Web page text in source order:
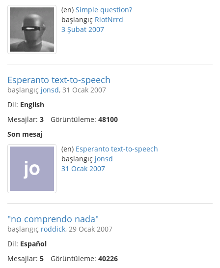
(en) Simple question?
başlangıç RiotNrrd
3 Şubat 2007
Esperanto text-to-speech
başlangıç jonsd, 31 Ocak 2007
Dil: English
Mesajlar: 3 Görüntüleme: 48100
Son mesaj
(en) Esperanto text-to-speech
başlangıç jonsd
31 Ocak 2007
"no comprendo nada"
başlangıç roddick, 29 Ocak 2007
Dil: Español
Mesajlar: 5 Görüntüleme: 40226